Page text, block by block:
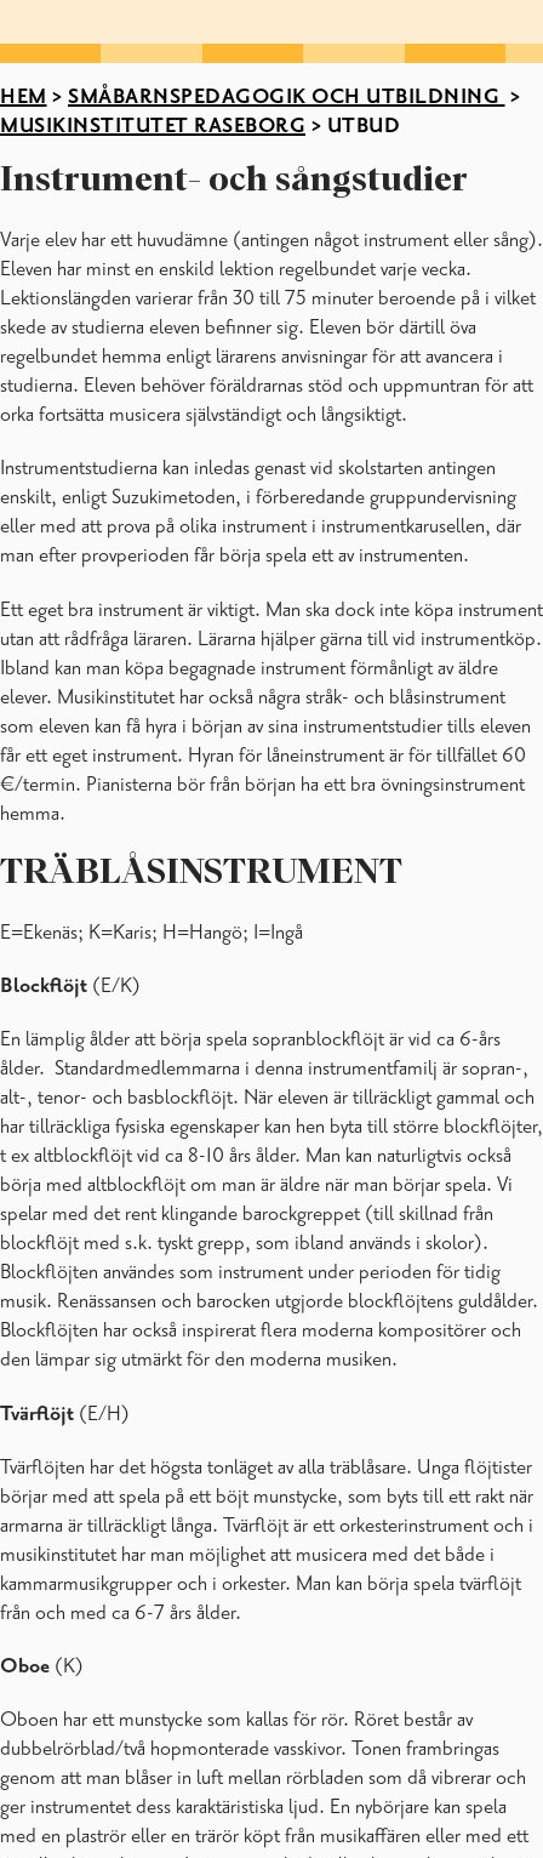
HEM > SMÅBARNSPEDAGOGIK OCH UTBILDNING >
MUSIKINSTITUTET RASEBORG > UTBUD
Instrument- och sångstudier
Varje elev har ett huvudämne (antingen något instrument eller sång).
Eleven har minst en enskild lektion regelbundet varje vecka.
Lektionslängden varierar från 30 till 75 minuter beroende på i vilket
skede av studierna eleven befinner sig. Eleven bör därtill öva
regelbundet hemma enligt lärarens anvisningar för att avancera i
studierna. Eleven behöver föräldrarnas stöd och uppmuntran för att
orka fortsätta musicera självständigt och långsiktigt.
Instrumentstudierna kan inledas genast vid skolstarten antingen
enskilt, enligt Suzukimetoden, i förberedande gruppundervisning
eller med att prova på olika instrument i instrumentkarusellen, där
man efter provperioden får börja spela ett av instrumenten.
Ett eget bra instrument är viktigt. Man ska dock inte köpa instrument
utan att rådfråga läraren. Lärarna hjälper gärna till vid instrumentköp.
Ibland kan man köpa begagnade instrument förmånligt av äldre
elever. Musikinstitutet har också några stråk- och blåsinstrument
som eleven kan få hyra i början av sina instrumentstudier tills eleven
får ett eget instrument. Hyran för låneinstrument är för tillfället 60
€/termin. Pianisterna bör från början ha ett bra övningsinstrument
hemma.
TRÄBLÅSINSTRUMENT
E=Ekenäs; K=Karis; H=Hangö; I=Ingå
Blockflöjt (E/K)
En lämplig ålder att börja spela sopranblockflöjt är vid ca 6-års
ålder. Standardmedlemmarna i denna instrumentfamilj är sopran-,
alt-, tenor- och basblockflöjt. När eleven är tillräckligt gammal och
har tillräckliga fysiska egenskaper kan hen byta till större blockflöjter,
t ex altblockflöjt vid ca 8-10 års ålder. Man kan naturligtvis också
börja med altblockflöjt om man är äldre när man börjar spela. Vi
spelar med det rent klingande barockgreppet (till skillnad från
blockflöjt med s.k. tyskt grepp, som ibland används i skolor).
Blockflöjten användes som instrument under perioden för tidig
musik. Renässansen och barocken utgjorde blockflöjtens guldålder.
Blockflöjten har också inspirerat flera moderna kompositörer och
den lämpar sig utmärkt för den moderna musiken.
Tvärflöjt (E/H)
Tvärflöjten har det högsta tonläget av alla träblåsare. Unga flöjtister
börjar med att spela på ett böjt munstycke, som byts till ett rakt när
armarna är tillräckligt långa. Tvärflöjt är ett orkesterinstrument och i
musikinstitutet har man möjlighet att musicera med det både i
kammarmusikgrupper och i orkester. Man kan börja spela tvärflöjt
från och med ca 6-7 års ålder.
Oboe (K)
Oboen har ett munstycke som kallas för rör. Röret består av
dubbelrörblad/två hopmonterade vasskivor. Tonen frambringas
genom att man blåser in luft mellan rörbladen som då vibrerar och
ger instrumentet dess karaktäristiska ljud. En nybörjare kan spela
med en plaströr eller en trärör köpt från musikaffären eller med ett